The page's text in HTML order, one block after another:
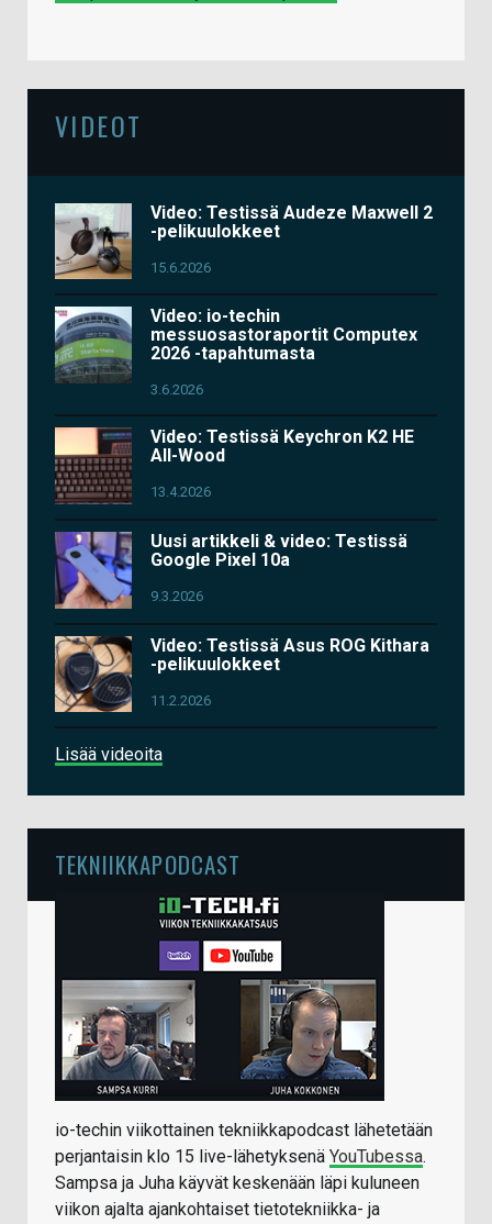
VIDEOT
Video: Testissä Audeze Maxwell 2
-pelikuulokkeet
15.6.2026
Video: io-techin
messuosastoraportit Computex
2026 -tapahtumasta
3.6.2026
Video: Testissä Keychron K2 HE
All-Wood
13.4.2026
Uusi artikkeli & video: Testissä
Google Pixel 10a
9.3.2026
Video: Testissä Asus ROG Kithara
-pelikuulokkeet
11.2.2026
Lisää videoita
TEKNIIKKAPODCAST
io-techin viikottainen tekniikkapodcast lähetetään
perjantaisin klo 15 live-lähetyksenä YouTubessa.
Sampsa ja Juha käyvät keskenään läpi kuluneen
viikon ajalta ajankohtaiset tietotekniikka- ja